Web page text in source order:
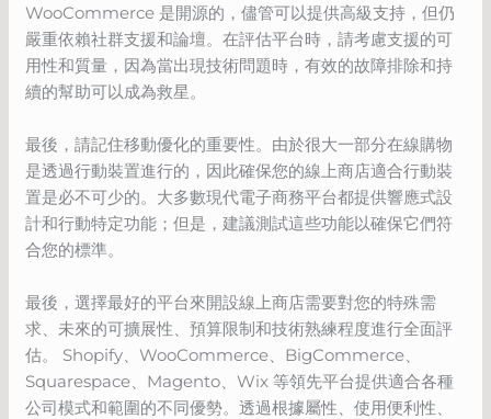
WooCommerce 是開源的，儘管可以提供高級支持，但仍
嚴重依賴社群支援和論壇。在評估平台時，請考慮支援的可
用性和質量，因為當出現技術問題時，有效的故障排除和持
續的幫助可以成為救星。
最後，請記住移動優化的重要性。由於很大一部分在線購物
是透過行動裝置進行的，因此確保您的線上商店適合行動裝
置是必不可少的。大多數現代電子商務平台都提供響應式設
計和行動特定功能；但是，建議測試這些功能以確保它們符
合您的標準。
最後，選擇最好的平台來開設線上商店需要對您的特殊需
求、未來的可擴展性、預算限制和技術熟練程度進行全面評
估。 Shopify、WooCommerce、BigCommerce、
Squarespace、Magento、Wix 等領先平台提供適合各種
公司模式和範圍的不同優勢。透過根據屬性、使用便利性、